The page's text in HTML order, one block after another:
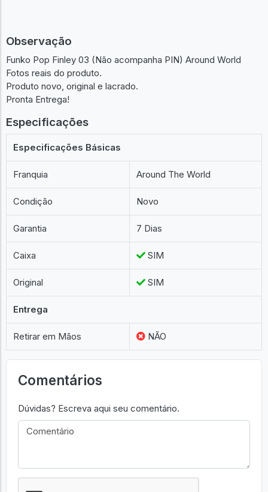
Observação
Funko Pop Finley 03 (Não acompanha PIN) Around World
Fotos reais do produto.
Produto novo, original e lacrado.
Pronta Entrega!
Especificações
Especificações Básicas
Franquia Around The World
Condição Novo
Garantia 7 Dias
Caixa SIM
Original SIM
Entrega
Retirar em Mãos NÃO
Comentários
Dúvidas? Escreva aqui seu comentário.